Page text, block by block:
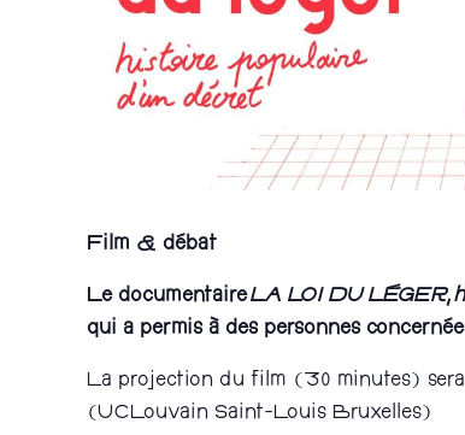
Film & débat
Le documentaireLA LOI DU LÉGER,
qui a permis à des personnes
La projection du film (30 minutes)
(UCLouvain Saint-Louis Bruxelles)